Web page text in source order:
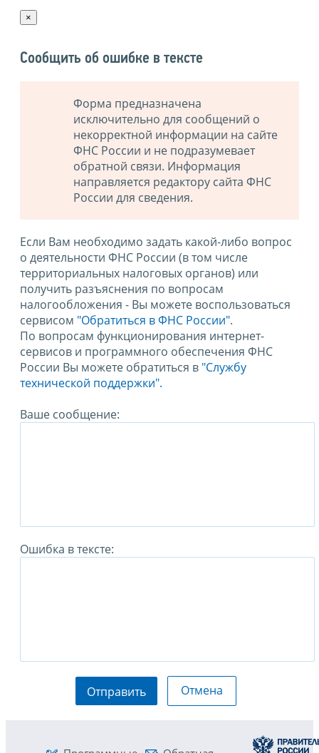
×
Сообщить об ошибке в тексте
Форма предназначена
исключительно для сообщений о
некорректной информации на сайте
ФНС России и не подразумевает
обратной связи. Информация
направляется редактору сайта ФНС
России для сведения.
Если Вам необходимо задать какой-либо вопрос
о деятельности ФНС России (в том числе
территориальных налоговых органов) или
получить разъяснения по вопросам
налогообложения - Вы можете воспользоваться
сервисом "Обратиться в ФНС России".
По вопросам функционирования интернет-
сервисов и программного обеспечения ФНС
России Вы можете обратиться в "Службу
технической поддержки".
Ваше сообщение:
Ошибка в тексте:
Отправить Отмена